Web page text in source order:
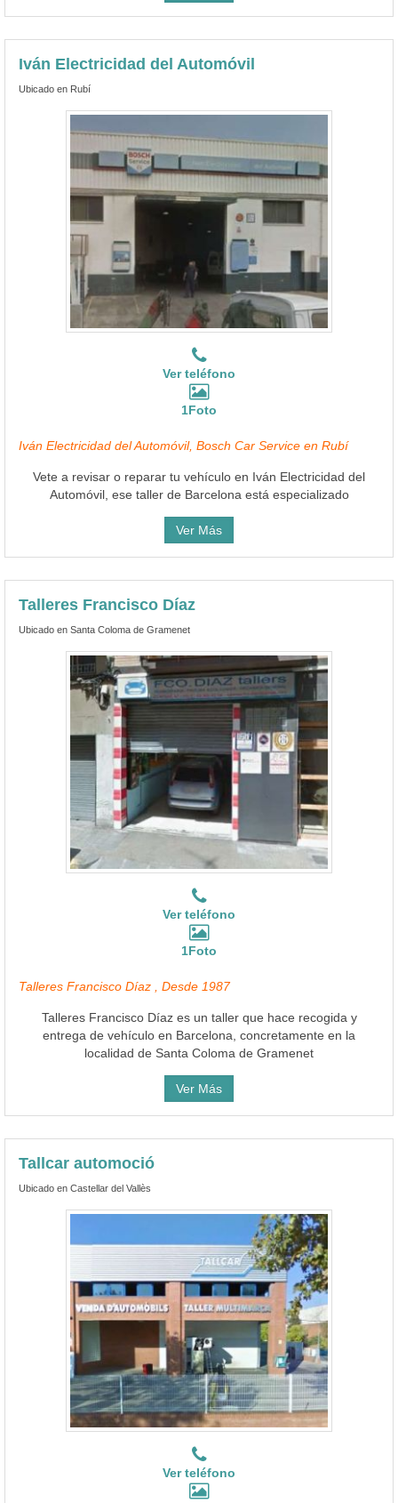
Iván Electricidad del Automóvil
Ubicado en Rubí
Ver teléfono
1Foto
Iván Electricidad del Automóvil, Bosch Car Service en Rubí
Vete a revisar o reparar tu vehículo en Iván Electricidad del
Automóvil, ese taller de Barcelona está especializado
Ver Más
Talleres Francisco Díaz
Ubicado en Santa Coloma de Gramenet
Ver teléfono
1Foto
Talleres Francisco Díaz , Desde 1987
Talleres Francisco Díaz es un taller que hace recogida y
entrega de vehículo en Barcelona, concretamente en la
localidad de Santa Coloma de Gramenet
Ver Más
Tallcar automoció
Ubicado en Castellar del Vallès
Ver teléfono